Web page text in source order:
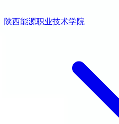
陕西能源职业技术学院